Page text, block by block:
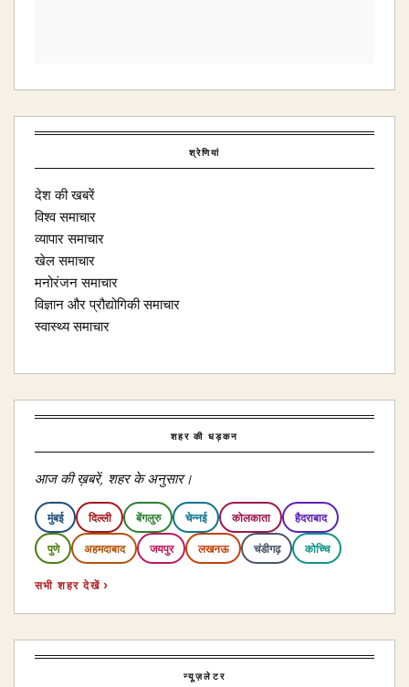
श्रेणियां
देश की खबरें
विश्व समाचार
व्यापार समाचार
खेल समाचार
मनोरंजन समाचार
विज्ञान और प्रौद्योगिकी समाचार
स्वास्थ्य समाचार
शहर की धड़कन
आज की ख़बरें, शहर के अनुसार।
मुंबई दिल्ली बेंगलुरु चेन्नई कोलकाता हैदराबाद
पुणे अहमदाबाद जयपुर लखनऊ चंडीगढ़ कोच्चि
सभी शहर देखें ›
न्यूज़लेटर